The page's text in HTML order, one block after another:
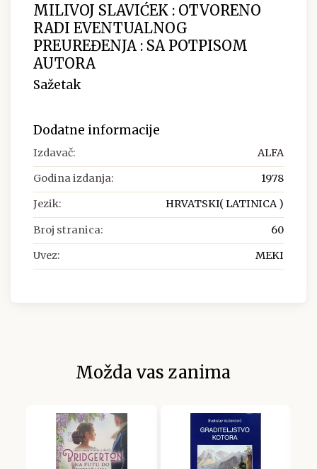
MILIVOJ SLAVIĆEK : OTVORENO
RADI EVENTUALNOG
PREUREĐENJA : SA POTPISOM
AUTORA
Sažetak
Dodatne informacije
Izdavač: ALFA
Godina izdanja: 1978
Jezik: HRVATSKI( LATINICA )
Broj stranica: 60
Uvez: MEKI
Možda vas zanima